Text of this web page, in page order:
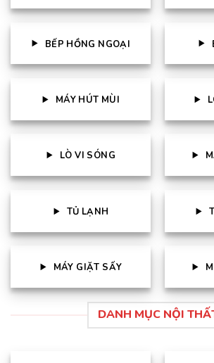
BẾP HỒNG NGOẠI
MÁY HÚT MÙI
LÒ VI SÓNG
TỦ LẠNH
MÁY GIẶT SẤY
DANH MỤC NỘI